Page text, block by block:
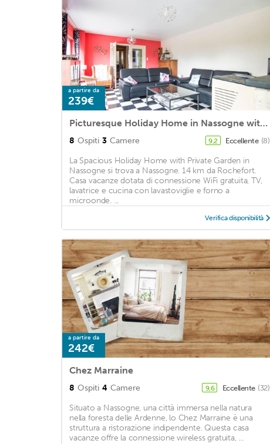
a partire da
239€
Picturesque Holiday Home in Nassogne with Garden
8 Ospiti 3 Camere 9,2 Eccellente (8)
La Spacious Holiday Home with Private Garden in
Nassogne si trova a Nassogne. 14 km da Rochefort.
Casa vacanze dotata di connessione WiFi gratuita, TV,
lavatrice e cucina con lavastoviglie e forno a
microonde. ...
Verifica disponibilità
a partire da
242€
Chez Marraine
8 Ospiti 4 Camere 9,6 Eccellente (32)
Situato a Nassogne, una città immersa nella natura
nella foresta delle Ardenne, lo Chez Marraine è una
struttura a ristorazione indipendente. Questa casa
vacanze offre la connessione wireless gratuita, ...